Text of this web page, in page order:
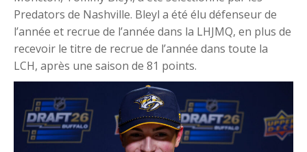
Predators de Nashville. Bleyl a été élu défenseur de
l’année et recrue de l’année dans la LHJMQ, en plus de
recevoir le titre de recrue de l’année dans toute la
LCH, après une saison de 81 points.